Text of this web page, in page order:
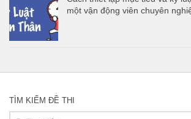
một vận động viên chuyên
TÌM KIẾM ĐỀ THI